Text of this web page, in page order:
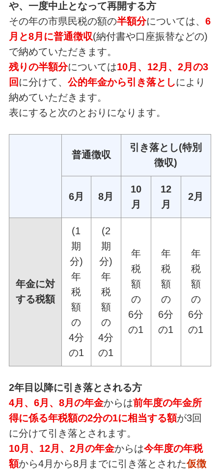
や、一度中止となって再開する方
その年の市県民税の額の半額分については、 6
月と8月に普通徴収(納付書や口座振替などの)
で納めていただきます。
残りの半額分については10月、12月、2月の3
回 に分けて、 公的年金から引き落としにより
納めていただきます。
表にすると次のとおりになります。
普通徴収
引き落とし(特別
徴収)
6月 8月
10
月
12
月
2月
年金に対
する税額
(1
期
分)
年
税
額
の
4分
の1
(2
期
分)
年
税
額
の
4分
の1
年
税
額
の
6分
の1
年
税
額
の
6分
の1
年
税
額
の
6分
の1
2年目以降に引き落とされる方
4月、6月、8月の年金からは前年度の年金所
得に係る年税額の2分の1に相当する額が3回
に分けて引き落とされます。
10月、12月、2月の年金からは今年度の年税
額から4月から8月までに引き落とされた仮徴